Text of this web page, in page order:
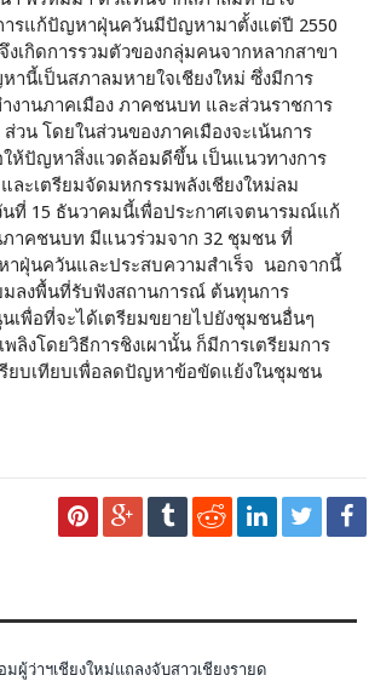
ารแก้ปัญหาฝุ่นควันมีปัญหามาตั้งแต่ปี 2550
เกิดการรวมตัวของกลุ่มคนจากหลากสาขา
นี้เป็นสภาลมหายใจเชียงใหม่ ซึ่งมีการ
งานภาคเมือง ภาคชนบท และส่วนราชการ
วน โดยในส่วนของภาคเมืองจะเน้นการ
ให้ปัญหาสิ่งแวดล้อมดีขึ้น เป็นแนวทางการ
ละเตรียมจัดมหกรรมพลังเชียงใหม่ลม
นที่ 15 ธันวาคมนี้เพื่อประกาศเจตนารมณ์แก้
าคชนบท มีแนวร่วมจาก 32 ชุมชน ที่
าฝุ่นควันและประสบความสำเร็จ นอกจากนี้
มลงพื้นที่รับฟังสถานการณ์ ต้นทุนการ
เพื่อที่จะได้เตรียมขยายไปยังชุมชนอื่นๆ
พลิงโดยวิธีการชิงเผานั้น ก็มีการเตรียมการ
ยบเทียบเพื่อลดปัญหาข้อขัดแย้งในชุมชน
ผู้ว่าฯเชียงใหม่แถลงจับสาวเชียงรายด